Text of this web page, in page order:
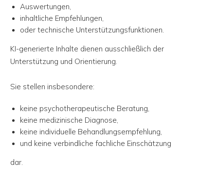
Auswertungen,
inhaltliche Empfehlungen,
oder technische Unterstützungsfunktionen.
KI-generierte Inhalte dienen ausschließlich der
Unterstützung und Orientierung.
Sie stellen insbesondere:
keine psychotherapeutische Beratung,
keine medizinische Diagnose,
keine individuelle Behandlungsempfehlung,
und keine verbindliche fachliche Einschätzung
dar.